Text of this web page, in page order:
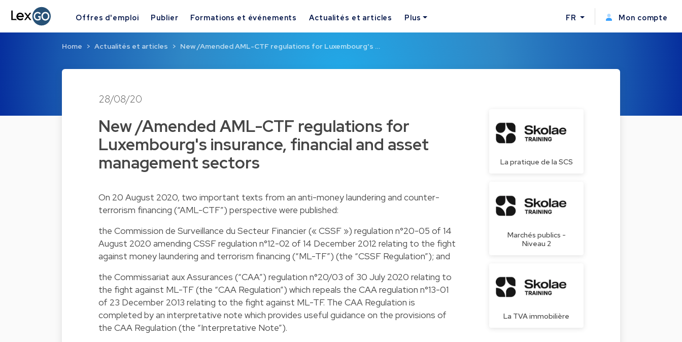
Offres d'emploi Publier Formations et événements Actualités et articles Plus FR Mon compte
Home Actualités et articles New /Amended AML-CTF regulations for Luxembourg's …
28/08/20
New /Amended AML-CTF regulations for
Luxembourg's insurance, financial and asset
management sectors
On 20 August 2020, two important texts from an anti-money laundering and counter-
terrorism financing (“AML-CTF”) perspective were published:
the Commission de Surveillance du Secteur Financier (« CSSF ») regulation n°20-05 of 14
August 2020 amending CSSF regulation n°12-02 of 14 December 2012 relating to the fight
against money laundering and terrorism financing (“ML-TF”) (the “CSSF Regulation”); and
the Commissariat aux Assurances (“CAA”) regulation n°20/03 of 30 July 2020 relating to
the fight against ML-TF (the “CAA Regulation”) which repeals the CAA regulation n°13-01
of 23 December 2013 relating to the fight against ML-TF. The CAA Regulation is
completed by an interpretative note which provides useful guidance on the provisions of
the CAA Regulation (the “Interpretative Note”).
La pratique de la SCS
Marchés publics -
Niveau 2
La TVA immobilière